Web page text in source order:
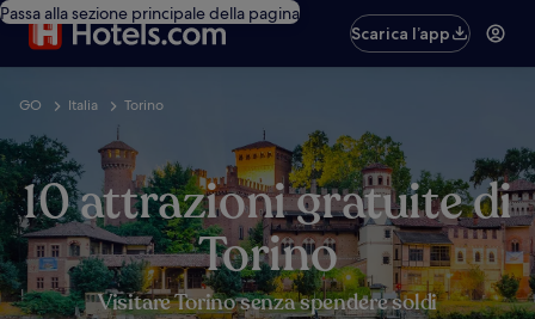
Passa alla sezione principale della pagina
Scarica l’app
GO Italia Torino
10 attrazioni gratuite di
Torino
Visitare Torino senza spendere soldi